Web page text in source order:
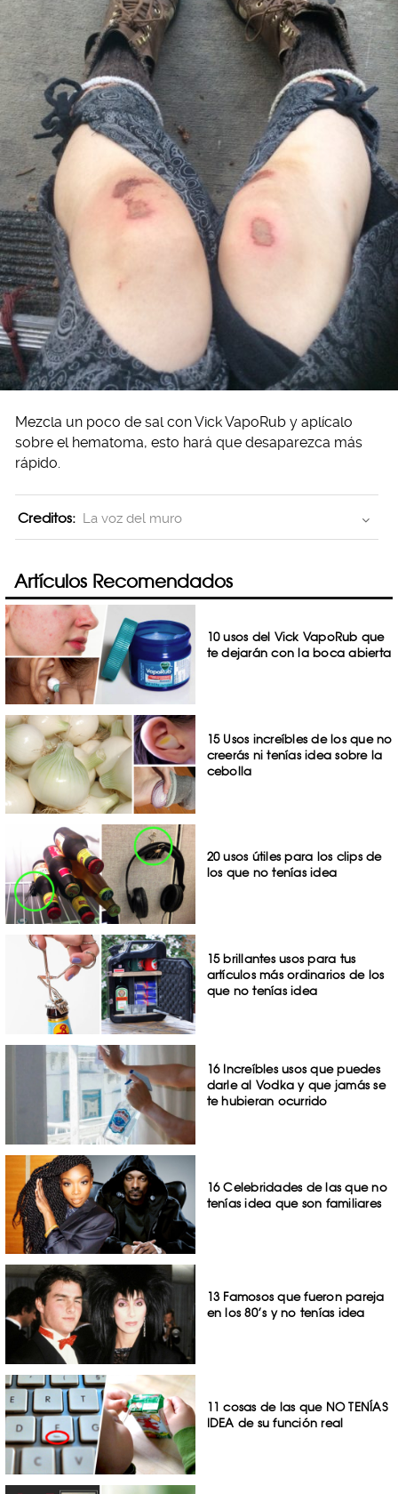
Mezcla un poco de sal con Vick VapoRub y aplícalo
sobre el hematoma, esto hará que desaparezca más
rápido.
Creditos: La voz del muro
Artículos Recomendados
10 usos del Vick VapoRub que
te dejarán con la boca abierta
15 Usos increíbles de los que no
creerás ni tenías idea sobre la
cebolla
20 usos útiles para los clips de
los que no tenías idea
15 brillantes usos para tus
artículos más ordinarios de los
que no tenías idea
16 Increíbles usos que puedes
darle al Vodka y que jamás se
te hubieran ocurrido
16 Celebridades de las que no
tenías idea que son familiares
13 Famosos que fueron pareja
en los 80’s y no tenías idea
11 cosas de las que NO TENÍAS
IDEA de su función real